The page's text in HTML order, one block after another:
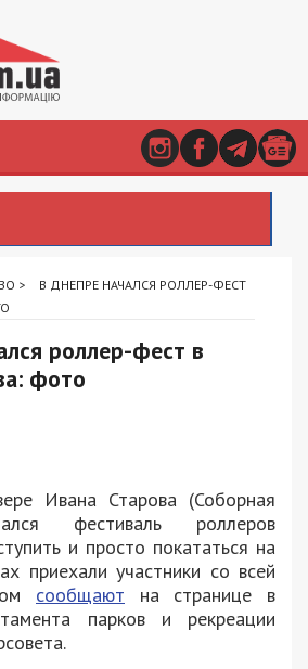
>
В ДНЕПРЕ НАЧАЛСЯ РОЛЛЕР-ФЕСТ
роллер-фест в
фото
Ивана Старова (Соборная
фестиваль роллеров
и просто покататься на
приехали участники со всей
сообщают на странице в
парков и рекреации